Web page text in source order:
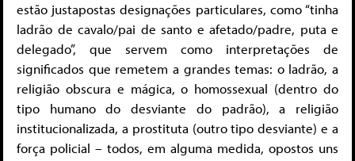
estão justapostas designações particulares, como “tinha
ladrão de cavalo/pai de santo e afetado/padre, puta e
delegado”, que servem como interpretações de
significados que remetem a grandes temas: o ladrão, a
religião obscura e mágica, o homossexual (dentro do
tipo humano do desviante do padrão), a religião
institucionalizada, a prostituta (outro tipo desviante) e a
força policial – todos, em alguma medida, opostos uns